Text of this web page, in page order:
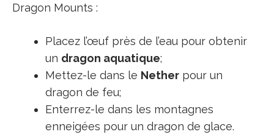
Dragon Mounts :
Placez l’œuf près de l’eau pour obtenir
un dragon aquatique;
Mettez-le dans le Nether pour un
dragon de feu;
Enterrez-le dans les montagnes
enneigées pour un dragon de glace.